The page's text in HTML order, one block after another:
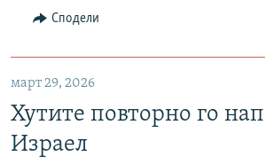
Сподели
март 29, 2026
Хутите повторно го
Израел